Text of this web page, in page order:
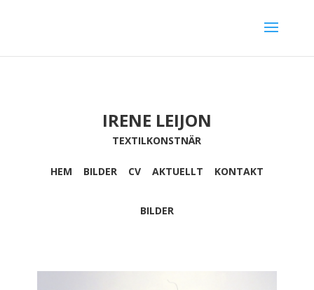
IRENE LEIJON
TEXTILKONSTNÄR
HEM BILDER CV AKTUELLT KONTAKT
BILDER